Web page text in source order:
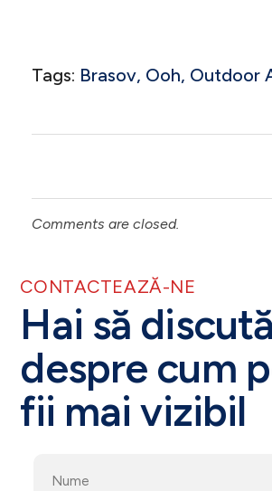
Tags: Brasov, Ooh, Outdoor
Comments are closed.
CONTACTEAZĂ-NE
Hai să
despre cum
fii mai vizibil